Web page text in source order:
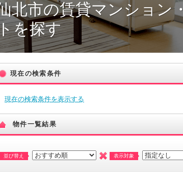
北市の賃貸マンション・
を探す
現在の検索条件
現在の検索条件を表示する
物件一覧結果
並び替え 表示対象